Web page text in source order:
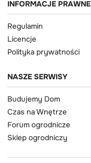
INFORMACJE PRAWNE
Regulamin
Licencje
Polityka prywatności
NASZE SERWISY
Budujemy Dom
Czas na Wnętrze
Forum ogrodnicze
Sklep ogrodniczy